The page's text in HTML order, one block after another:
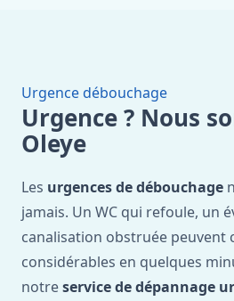
Urgence débouchage
Urgence ? Nous
Oleye
Les urgences de débouchage
jamais. Un WC qui refoule, un
canalisation obstruée peuvent
considérables en quelques
notreservice de dépannage